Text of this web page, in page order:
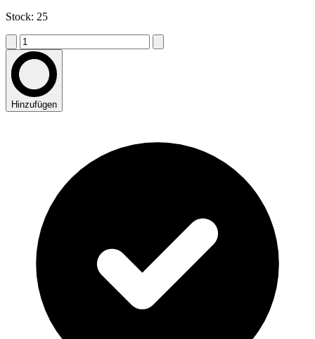
Stock: 25
Hinzufügen